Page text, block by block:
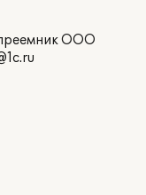
ООО